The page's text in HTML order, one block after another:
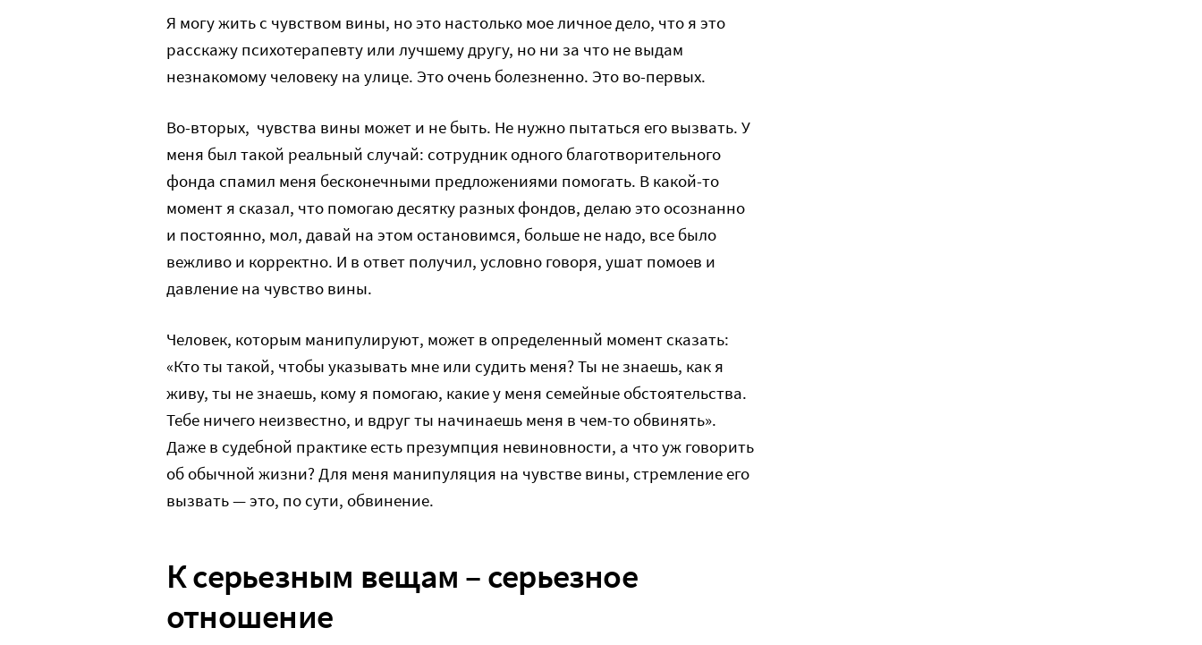
Я могу жить с чувством вины, но это настолько мое личное дело, что я это
расскажу психотерапевту или лучшему другу, но ни за что не выдам
незнакомому человеку на улице. Это очень болезненно. Это во-первых.
Во-вторых, чувства вины может и не быть. Не нужно пытаться его вызвать. У
меня был такой реальный случай: сотрудник одного благотворительного
фонда спамил меня бесконечными предложениями помогать. В какой-то
момент я сказал, что помогаю десятку разных фондов, делаю это осознанно
и постоянно, мол, давай на этом остановимся, больше не надо, все было
вежливо и корректно. И в ответ получил, условно говоря, ушат помоев и
давление на чувство вины.
Человек, которым манипулируют, может в определенный момент сказать:
«Кто ты такой, чтобы указывать мне или судить меня? Ты не знаешь, как я
живу, ты не знаешь, кому я помогаю, какие у меня семейные обстоятельства.
Тебе ничего неизвестно, и вдруг ты начинаешь меня в чем-то обвинять».
Даже в судебной практике есть презумпция невиновности, а что уж говорить
об обычной жизни? Для меня манипуляция на чувстве вины, стремление его
вызвать — это, по сути, обвинение.
К серьезным вещам – серьезное
отношение